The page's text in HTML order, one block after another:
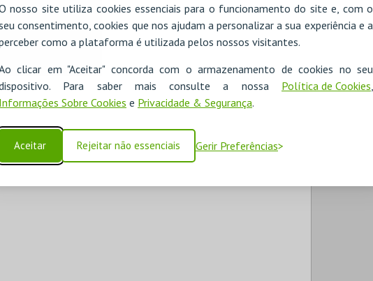
nosso site utiliza cookies essenciais para o funcionamento do site e, com o
consentimento, cookies que nos ajudam a personalizar a sua experiência e a
como a plataforma é utilizada pelos nossos visitantes.
clicar em "Aceitar" concorda com o armazenamento de cookies no seu
Para saber mais consulte a nossa Política de Cookies
Informações Sobre Cookies e Privacidade & Segurança.
Aceitar Rejeitar não essenciais Gerir Preferências
do Moinho